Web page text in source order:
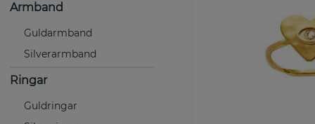
Armband
Guldarmband
Silverarmband
Ringar
Guldringar